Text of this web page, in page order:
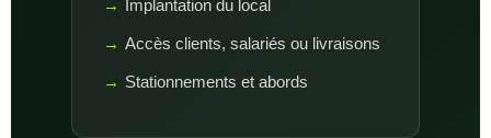
Implantation du local
Accès clients, salariés ou livraisons
Stationnements et abords